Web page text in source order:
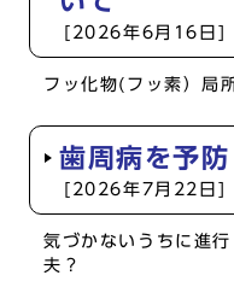
[2026年6月16日]
フッ化物(フッ素）局
歯周病を予
[2026年7月22日]
気づかないうちに進
夫？